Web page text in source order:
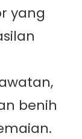
yang
benih